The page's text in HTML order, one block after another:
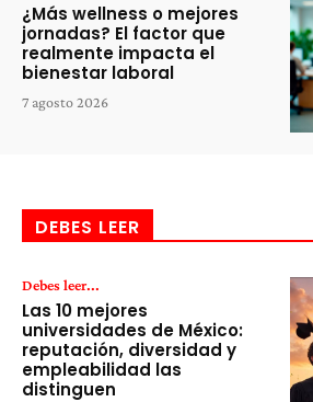
¿Más wellness o mejores
jornadas? El factor que
realmente impacta el
bienestar laboral
7 agosto 2026
DEBES LEER
Debes leer...
Las 10 mejores
universidades de México:
reputación, diversidad y
empleabilidad las
distinguen